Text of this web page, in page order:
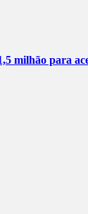
milhão para